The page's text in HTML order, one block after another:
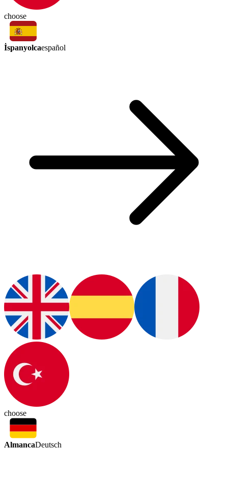
choose
İspanyolcaespañol
choose
AlmancaDeutsch